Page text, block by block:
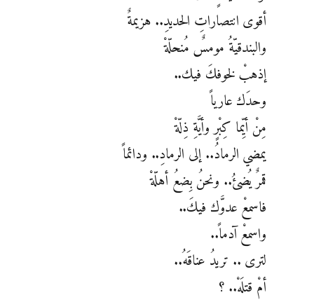
أقوى انتصاراتِ الحديدِ.. هزيمةٌ
والبندقيّةُ مومسٌ مُنحلّةْ
إذهبْ لخوفكَ فيك..
وحدَك عارياً
مِنْ أيِّما كِبْرٍ وأيَّةِ ذِلّةْ
يمضي الرمادُ.. إلى الرمادِ.. ودائماً
قمرٌ يُضئُ.. ونحنُ بِضعُ أهلّةْ
فاسمعْ عدوَّك فيكَ..
واسمعْ آدماً..
لترى .. تريدُ عناقَهُ..
أمْ قتلَهْ.. ؟